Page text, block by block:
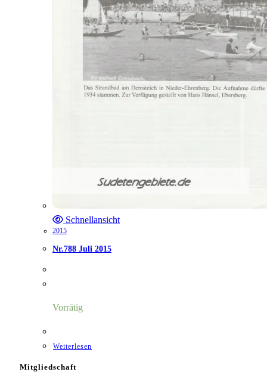
Schnellansicht
2015
Nr.788 Juli 2015
Vorrätig
Weiterlesen
Mitgliedschaft